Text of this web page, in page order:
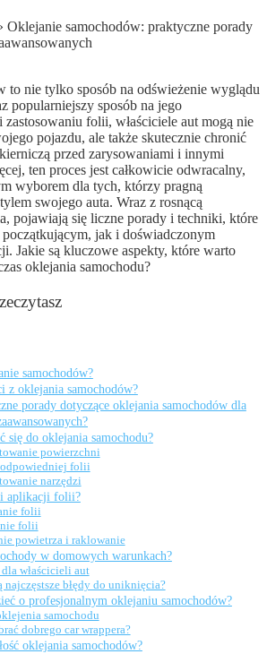
Oklejanie samochodów: praktyczne porady
to nie tylko sposób na odświeżenie wyglądu
popularniejszy sposób na jego
folii, właściciele aut mogą nie
pojazdu, ale także skutecznie chronić
przed zarysowaniami i innymi
ten proces jest całkowicie odwracalny,
wyborem dla tych, którzy pragną
swojego auta. Wraz z rosnącą
pojawiają się liczne porady i techniki, które
jak i doświadczonym
Jakie są kluczowe aspekty, które warto
oklejania samochodu?
samochodów?
z oklejania samochodów?
porady dotyczące oklejania samochodów dla
się do oklejania samochodu?
powierzchni
folii
narzędzi
aplikacji folii?
folii
folii
powietrza i raklowanie
w domowych warunkach?
właścicieli aut
najczęstsze błędy do uniknięcia?
o profesjonalnym oklejaniu samochodów?
samochodu
dobrego car wrappera?
oklejania samochodów?